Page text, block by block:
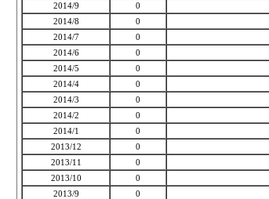
2014/9
0
2014/8
0
2014/7
0
2014/6
0
2014/5
0
2014/4
0
2014/3
0
2014/2
0
2014/1
0
2013/12
0
2013/11
0
2013/10
0
2013/9
0